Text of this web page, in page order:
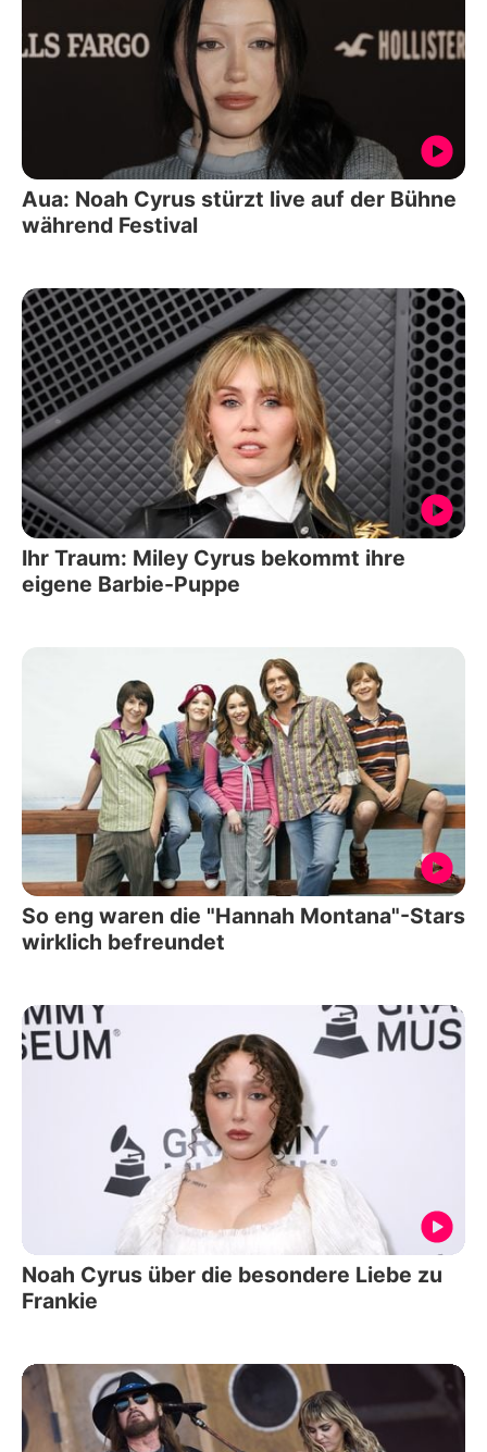
Aua: Noah Cyrus stürzt live auf der Bühne
während Festival
Ihr Traum: Miley Cyrus bekommt ihre
eigene Barbie-Puppe
So eng waren die "Hannah Montana"-Stars
wirklich befreundet
Noah Cyrus über die besondere Liebe zu
Frankie